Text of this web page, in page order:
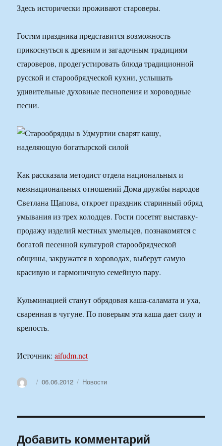
Здесь исторически проживают староверы.
Гостям праздника представится возможность
прикоснуться к древним и загадочным традициям
староверов, продегустировать блюда традиционной
русской и старообрядческой кухни, услышать
удивительные духовные песнопения и хороводные
песни.
Как рассказала методист отдела национальных и
межнациональных отношений Дома дружбы народов
Светлана Щапова, откроет праздник старинный обряд
умывания из трех колодцев. Гости посетят выставку-
продажу изделий местных умельцев, познакомятся с
богатой песенной культурой старообрядческой
общины, закружатся в хороводах, выберут самую
красивую и гармоничную семейную пару.
Кульминацией станут обрядовая каша-саламата и уха,
сваренная в чугуне. По поверьям эта каша дает силу и
крепость.
Источник:aifudm.net
АвторОпубликовано
06.06.2012 Рубрики
Новости
Добавить комментарий